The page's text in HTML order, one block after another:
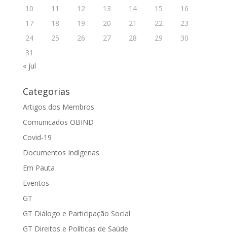
10
11 12 13 14 15
16
17
18 19 20 21 22
23
24
25 26 27 28 29
30
31
« jul
Categorias
Artigos dos Membros
Comunicados OBIND
Covid-19
Documentos Indígenas
Em Pauta
Eventos
GT
GT Diálogo e Participação Social
GT Direitos e Políticas de Saúde